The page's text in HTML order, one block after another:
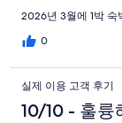
개
후
중
1
개
2026년 3월에 1박 숙
0
실제 이용 고객 후기
10/10 - 훌륭